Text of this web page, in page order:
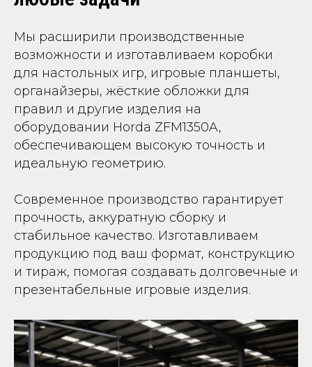
Мы расширили производственные
возможности и изготавливаем коробки
для настольных игр, игровые планшеты,
органайзеры, жёсткие обложки для
правил и другие изделия на
оборудовании Horda ZFM1350A,
обеспечивающем высокую точность и
идеальную геометрию.
Современное производство гарантирует
прочность, аккуратную сборку и
стабильное качество. Изготавливаем
продукцию под ваш формат, конструкцию
и тираж, помогая создавать долговечные и
презентабельные игровые изделия.